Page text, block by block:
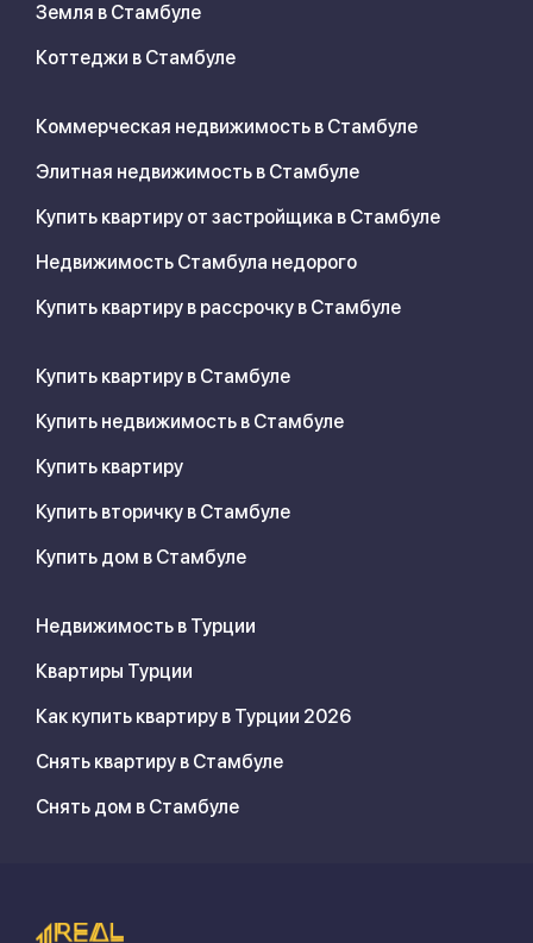
Земля в Стамбуле
Коттеджи в Стамбуле
Коммерческая недвижимость в Стамбуле
Элитная недвижимость в Стамбуле
Купить квартиру от застройщика в Стамбуле
Недвижимость Стамбула недорого
Купить квартиру в рассрочку в Стамбуле
Купить квартиру в Стамбуле
Купить недвижимость в Стамбуле
Купить квартиру
Купить вторичку в Стамбуле
Купить дом в Стамбуле
Недвижимость в Турции
Квартиры Турции
Как купить квартиру в Турции 2026
Снять квартиру в Стамбуле
Снять дом в Стамбуле